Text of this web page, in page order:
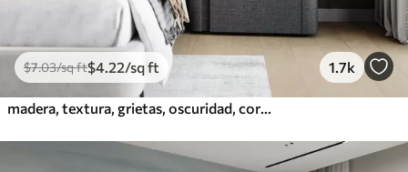
$7.03/sq ft$4 .22/sq ft 1.7k